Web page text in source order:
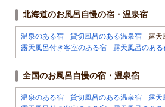
北海道のお風呂自慢の宿・温泉宿
温泉のある宿 貸切風呂のある温泉宿 露天
露天風呂付き客室のある宿
露天風呂のある
全国のお風呂自慢の宿・温泉宿
温泉のある宿 貸切風呂のある温泉宿 露天